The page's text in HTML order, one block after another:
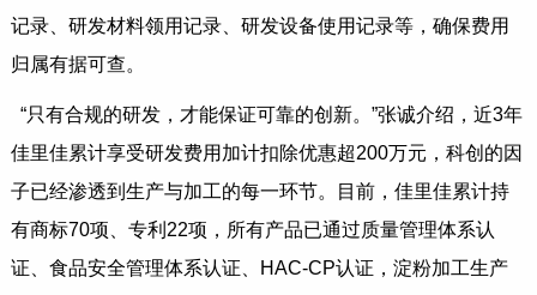
记录、研发材料领用记录、研发设备使用记录等，确保费用
归属有据可查。
“只有合规的研发，才能保证可靠的创新。”张诚介绍，近3年
佳里佳累计享受研发费用加计扣除优惠超200万元，科创的因
子已经渗透到生产与加工的每一环节。目前，佳里佳累计持
有商标70项、专利22项，所有产品已通过质量管理体系认
证、食品安全管理体系认证、HAC-CP认证，淀粉加工生产